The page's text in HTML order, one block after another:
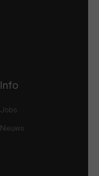
Info
Jobs
Nieuws